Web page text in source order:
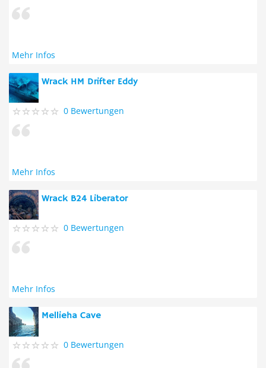
Mehr Infos
Wrack HM Drifter Eddy
0 Bewertungen
Mehr Infos
Wrack B24 Liberator
0 Bewertungen
Mehr Infos
Mellieha Cave
0 Bewertungen